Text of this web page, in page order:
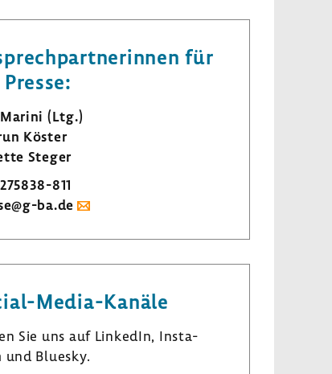
für
(Ltg.)
Köster
Steger
​811
ba.de
​Media-Kanäle
Sie uns auf LinkedIn, Insta­
und Bluesky.